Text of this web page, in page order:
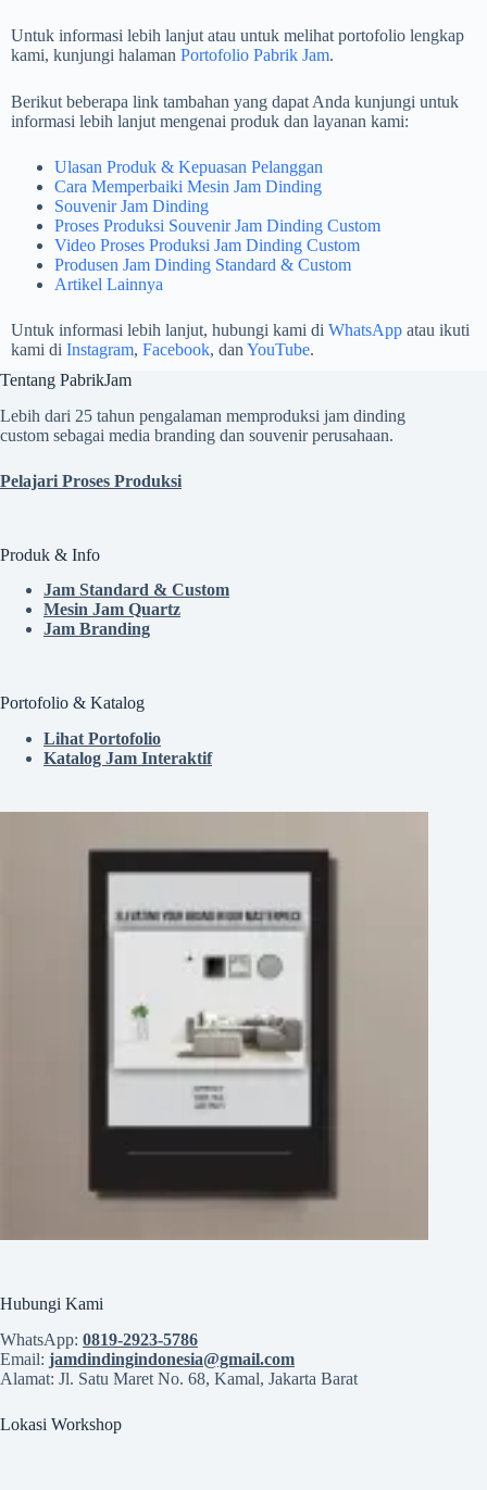
Untuk informasi lebih lanjut atau untuk melihat portofolio lengkap
kami, kunjungi halaman Portofolio Pabrik Jam.
Berikut beberapa link tambahan yang dapat Anda kunjungi untuk
informasi lebih lanjut mengenai produk dan layanan kami:
Ulasan Produk & Kepuasan Pelanggan
Cara Memperbaiki Mesin Jam Dinding
Souvenir Jam Dinding
Proses Produksi Souvenir Jam Dinding Custom
Video Proses Produksi Jam Dinding Custom
Produsen Jam Dinding Standard & Custom
Artikel Lainnya
Untuk informasi lebih lanjut, hubungi kami di WhatsApp atau ikuti
kami di Instagram, Facebook, dan YouTube.
Tentang PabrikJam
Lebih dari 25 tahun pengalaman memproduksi jam dinding
custom sebagai media branding dan souvenir perusahaan.
Pelajari Proses Produksi
Produk & Info
Jam Standard & Custom
Mesin Jam Quartz
Jam Branding
Portofolio & Katalog
Lihat Portofolio
Katalog Jam Interaktif
Hubungi Kami
WhatsApp: 0819‑2923‑5786
Email: jamdindingindonesia@gmail.com
Alamat: Jl. Satu Maret No. 68, Kamal, Jakarta Barat
Lokasi Workshop